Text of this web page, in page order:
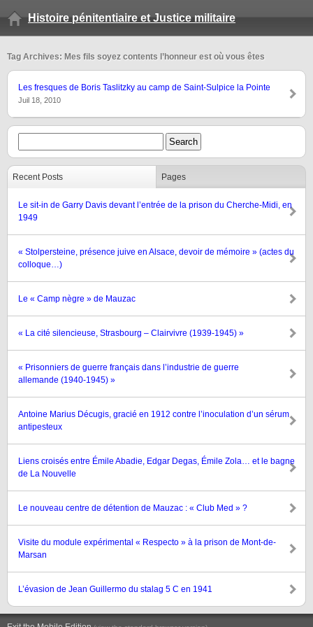
Histoire pénitentiaire et Justice militaire
Tag Archives: Mes fils soyez contents l’honneur est où vous êtes
Les fresques de Boris Taslitzky au camp de Saint-Sulpice la Pointe
Juil 18, 2010
Recent Posts Pages
Le sit-in de Garry Davis devant l’entrée de la prison du Cherche-Midi, en
1949
« Stolpersteine, présence juive en Alsace, devoir de mémoire » (actes du
colloque…)
Le « Camp nègre » de Mauzac
« La cité silencieuse, Strasbourg – Clairvivre (1939-1945) »
« Prisonniers de guerre français dans l’industrie de guerre
allemande (1940-1945) »
Antoine Marius Décugis, gracié en 1912 contre l’inoculation d’un sérum
antipesteux
Liens croisés entre Émile Abadie, Edgar Degas, Émile Zola… et le bagne
de La Nouvelle
Le nouveau centre de détention de Mauzac : « Club Med » ?
Visite du module expérimental « Respecto » à la prison de Mont-de-
Marsan
L’évasion de Jean Guillermo du stalag 5 C en 1941